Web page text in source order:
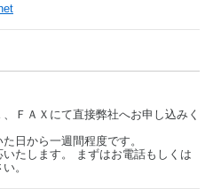
ＦＡＸにて直接弊社へお申し込みく
日から一週間程度です。
いたします。 まずはお電話もしくは
。